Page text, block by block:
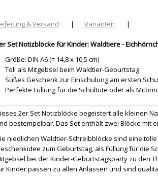
& Versand | Varianten |
Set Notizblöcke für Kinder: Waldtiere -
Größe: DIN A6 (= 14,8 x 10,5 cm)
Toll als Mitgebsel beim Waldtier-Geburtstag
Süßes Geschenk zur Einschulung am ersten
Perfekte Füllung für die Schultüte oder als
2er Set Notizblöcke begeistert alle kleinen
bestempelbar. Das Set enthält zwei Blöcke mit
niedlichen Waldtier-Schreibblöcke sind eine
zum Geburtstag, als Füllung für die
bei der Kinder-Geburtstagsparty zu den
Kinder passen zu allen Anlässen und sind